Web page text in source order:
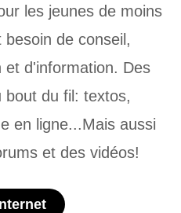
les jeunes de moins
de conseil,
d'information. Des
bout du fil: textos,
en ligne...Mais aussi
et des vidéos!